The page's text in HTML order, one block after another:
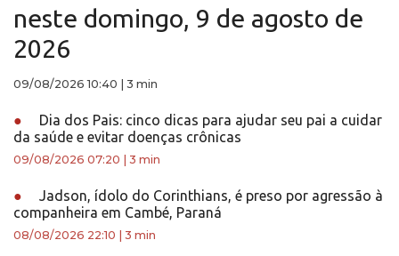
neste domingo, 9 de agosto de
2026
09/08/2026 10:40 3 min
●
Dia dos Pais: cinco dicas para ajudar seu pai a cuidar
da saúde e evitar doenças crônicas
09/08/2026 07:20 3 min
●
Jadson, ídolo do Corinthians, é preso por agressão à
companheira em Cambé, Paraná
08/08/2026 22:10 3 min